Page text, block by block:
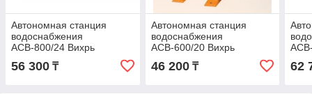
Автономная станция
водоснабжения
АСВ-800/24 Вихрь
56 300 ₸
Автономная станция
водоснабжения
АСВ-600/20 Вихрь
46 200₸ 62